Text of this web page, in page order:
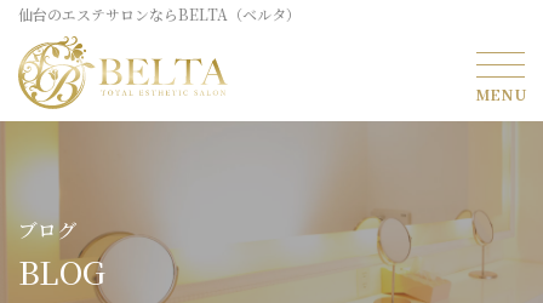
仙台のエステサロンならBELTA（ベルタ）
ブログ
BLOG